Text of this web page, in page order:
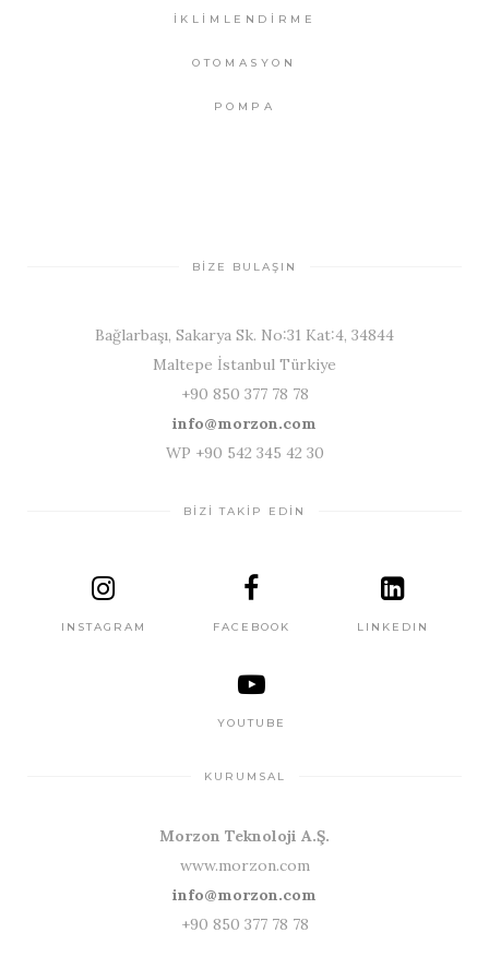
İKLİMLENDİRME
OTOMASYON
POMPA
BİZE BULAŞIN
Bağlarbaşı, Sakarya Sk. No:31 Kat:4, 34844
Maltepe İstanbul Türkiye
+90 850 377 78 78
info@morzon.com
WP +90 542 345 42 30
BİZİ TAKİP EDİN
INSTAGRAM FACEBOOK
YOUTUBE
LINKEDIN
KURUMSAL
Morzon Teknoloji A.Ş.
www.morzon.com
info@morzon.com
+90 850 377 78 78